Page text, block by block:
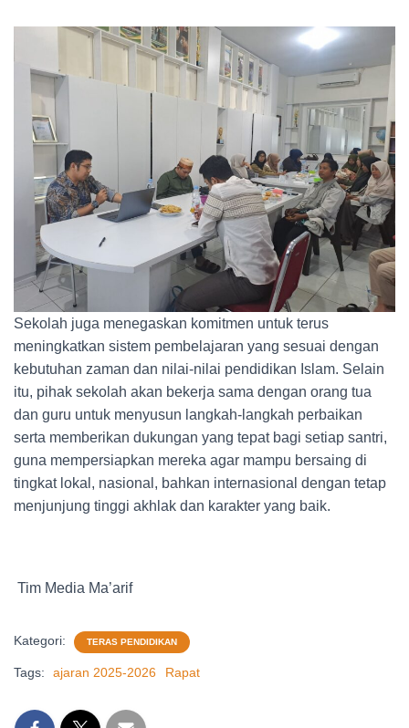
Sekolah juga menegaskan komitmen untuk terus
meningkatkan sistem pembelajaran yang sesuai dengan
kebutuhan zaman dan nilai-nilai pendidikan Islam. Selain
itu, pihak sekolah akan bekerja sama dengan orang tua
dan guru untuk menyusun langkah-langkah perbaikan
serta memberikan dukungan yang tepat bagi setiap santri,
guna mempersiapkan mereka agar mampu bersaing di
tingkat lokal, nasional, bahkan internasional dengan tetap
menjunjung tinggi akhlak dan karakter yang baik.
Tim Media Ma’arif
Kategori: TERAS PENDIDIKAN
Tags: ajaran 2025-2026 Rapat